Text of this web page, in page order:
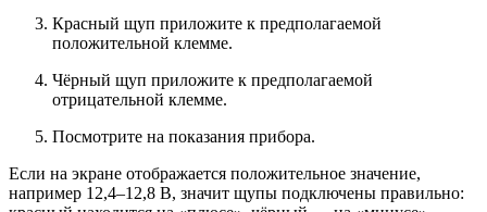
Красный щуп приложите к предполагаемой
положительной клемме.
Чёрный щуп приложите к предполагаемой
отрицательной клемме.
Посмотрите на показания прибора.
Если на экране отображается положительное значение,
например 12,4–12,8 В, значит щупы подключены правильно: